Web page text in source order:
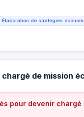
Élaboration de stratégies
de mission
pour devenir